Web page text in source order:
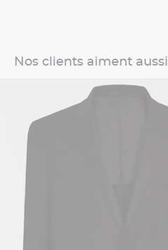
Nos clients aiment aussi